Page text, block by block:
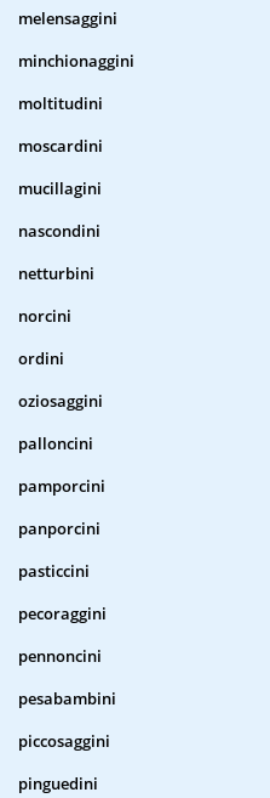
melensaggini
minchionaggini
moltitudini
moscardini
mucillagini
nascondini
netturbini
norcini
ordini
oziosaggini
palloncini
pamporcini
panporcini
pasticcini
pecoraggini
pennoncini
pesabambini
piccosaggini
pinguedini